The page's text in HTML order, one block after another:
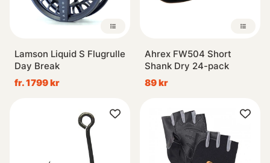
Lamson Liquid S Flugrulle
Day Break
fr. 1799 kr
Ahrex FW504 Short
Shank Dry 24-pack
89 kr